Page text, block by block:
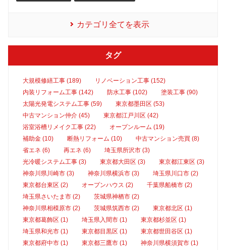
カテゴリ全てを表示
タグ
大規模修繕工事 (189)
リノベーション工事 (152)
内装リフォーム工事 (142)
防水工事 (102)
塗装工事 (90)
太陽光発電システム工事 (59)
東京都墨田区 (53)
中古マンション仲介 (45)
東京都江戸川区 (42)
浴室浴槽リメイク工事 (22)
オープンルーム (19)
補助金 (10)
断熱リフォーム (10)
中古マンション売買 (8)
省エネ (6)
再エネ (6)
埼玉県所沢市 (3)
光冷暖システム工事 (3)
東京都大田区 (3)
東京都江東区 (3)
神奈川県川崎市 (3)
神奈川県横浜市 (3)
埼玉県川口市 (2)
東京都台東区 (2)
オープンハウス (2)
千葉県船橋市 (2)
埼玉県さいたま市 (2)
茨城県神栖市 (2)
神奈川県相模原市 (2)
茨城県筑西市 (2)
東京都北区 (1)
東京都葛飾区 (1)
埼玉県入間市 (1)
東京都杉並区 (1)
埼玉県和光市 (1)
東京都目黒区 (1)
東京都世田谷区 (1)
東京都府中市 (1)
東京都三鷹市 (1)
神奈川県横須賀市 (1)